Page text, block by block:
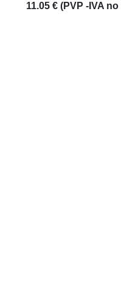
11.05 € (PVP -IVA